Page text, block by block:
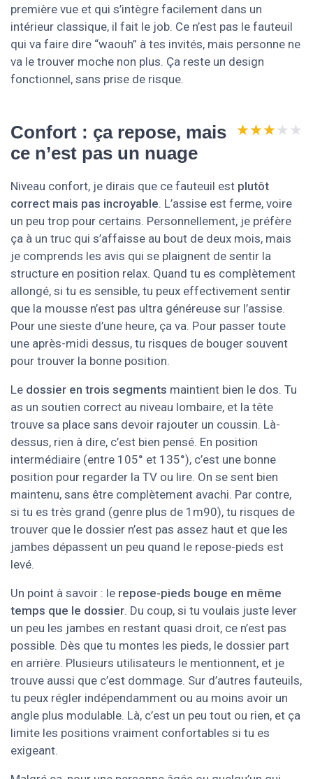
première vue et qui s’intègre facilement dans un
intérieur classique, il fait le job. Ce n’est pas le fauteuil
qui va faire dire “waouh” à tes invités, mais personne ne
va le trouver moche non plus. Ça reste un design
fonctionnel, sans prise de risque.
Confort : ça repose, mais
ce n’est pas un nuage
★★★★★
★★★★★
Niveau confort, je dirais que ce fauteuil est plutôt
correct mais pas incroyable. L’assise est ferme, voire
un peu trop pour certains. Personnellement, je préfère
ça à un truc qui s’affaisse au bout de deux mois, mais
je comprends les avis qui se plaignent de sentir la
structure en position relax. Quand tu es complètement
allongé, si tu es sensible, tu peux effectivement sentir
que la mousse n’est pas ultra généreuse sur l’assise.
Pour une sieste d’une heure, ça va. Pour passer toute
une après-midi dessus, tu risques de bouger souvent
pour trouver la bonne position.
Le dossier en trois segments maintient bien le dos. Tu
as un soutien correct au niveau lombaire, et la tête
trouve sa place sans devoir rajouter un coussin. Là-
dessus, rien à dire, c’est bien pensé. En position
intermédiaire (entre 105° et 135°), c’est une bonne
position pour regarder la TV ou lire. On se sent bien
maintenu, sans être complètement avachi. Par contre,
si tu es très grand (genre plus de 1m90), tu risques de
trouver que le dossier n’est pas assez haut et que les
jambes dépassent un peu quand le repose-pieds est
levé.
Un point à savoir : le repose-pieds bouge en même
temps que le dossier. Du coup, si tu voulais juste lever
un peu les jambes en restant quasi droit, ce n’est pas
possible. Dès que tu montes les pieds, le dossier part
en arrière. Plusieurs utilisateurs le mentionnent, et je
trouve aussi que c’est dommage. Sur d’autres fauteuils,
tu peux régler indépendamment ou au moins avoir un
angle plus modulable. Là, c’est un peu tout ou rien, et ça
limite les positions vraiment confortables si tu es
exigeant.